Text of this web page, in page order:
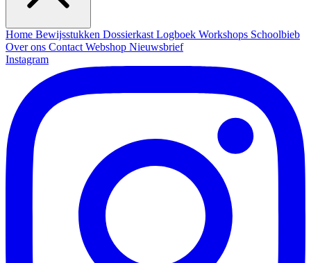
Home Bewijsstukken Dossierkast Logboek Workshops Schoolbieb
Over ons Contact Webshop Nieuwsbrief
Instagram